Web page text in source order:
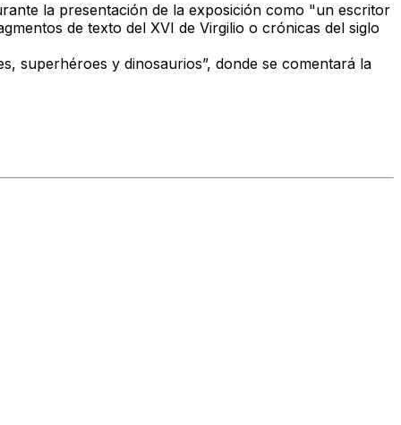
la presentación de la exposición como "un escritor
de texto del XVI de Virgilio o crónicas del siglo
superhéroes y dinosaurios”, donde se comentará la